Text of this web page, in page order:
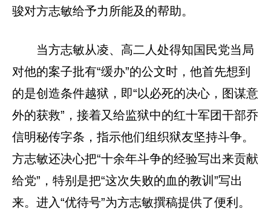
骏对方志敏给予力所能及的帮助。
当方志敏从凌、高二人处得知国民党当局
对他的案子批有“缓办”的公文时，他首先想到
的是创造条件越狱，即“以必死的决心，图谋意
外的获救”，接着又给监狱中的红十军团干部乔
信明秘传字条，指示他们组织狱友坚持斗争。
方志敏还决心把“十余年斗争的经验写出来贡献
给党”，特别是把“这次失败的血的教训”写出
来。进入“优待号”为方志敏撰稿提供了便利。